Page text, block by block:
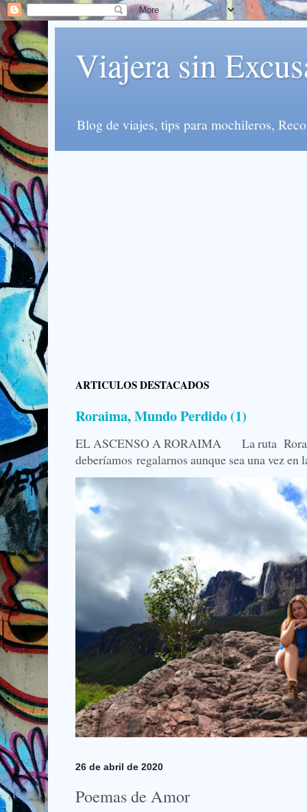
Viajera sin
Blog de viajes, tips para mochileros,
ARTICULOS DESTACADOS
Roraima, Mundo Perdido (1)
EL ASCENSO A RORAIMA La ruta
deberíamos regalarnos aunque sea una vez en
26 de abril de 2020
Poemas de Amor